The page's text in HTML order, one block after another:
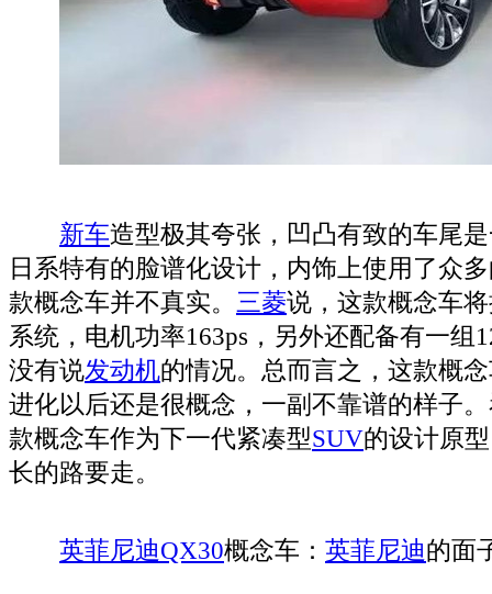
新车造型极其夸张，凹凸有致的车尾
日系特有的脸谱化设计，内饰上使用了众
款概念车并不真实。 三菱说，这款概念车
系统，电机功率163ps，另外还配备有一组
没有说发动机的情况。总而言之，这款概
进化以后还是很概念，一副不靠谱的样子
款概念车作为下一代紧凑型SUV的设计原
长的路要走。
英菲尼迪QX30概念车： 英菲尼迪的面